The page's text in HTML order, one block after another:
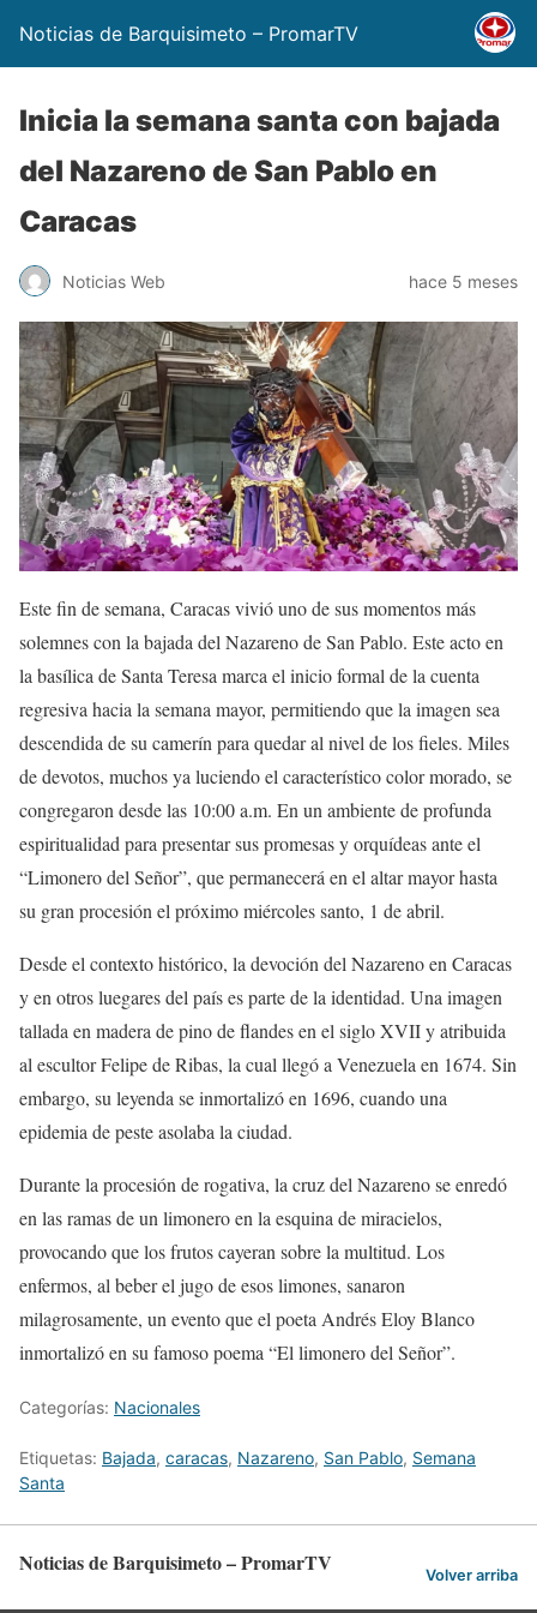
Noticias de Barquisimeto – PromarTV
Inicia la semana santa con bajada
del Nazareno de San Pablo en
Caracas
Noticias Web hace 5 meses
Este fin de semana, Caracas vivió uno de sus momentos más
solemnes con la bajada del Nazareno de San Pablo. Este acto en
la basílica de Santa Teresa marca el inicio formal de la cuenta
regresiva hacia la semana mayor, permitiendo que la imagen sea
descendida de su camerín para quedar al nivel de los fieles. Miles
de devotos, muchos ya luciendo el característico color morado, se
congregaron desde las 10:00 a.m. En un ambiente de profunda
espiritualidad para presentar sus promesas y orquídeas ante el
“Limonero del Señor”, que permanecerá en el altar mayor hasta
su gran procesión el próximo miércoles santo, 1 de abril.
Desde el contexto histórico, la devoción del Nazareno en Caracas
y en otros luegares del país es parte de la identidad. Una imagen
tallada en madera de pino de flandes en el siglo XVII y atribuida
al escultor Felipe de Ribas, la cual llegó a Venezuela en 1674. Sin
embargo, su leyenda se inmortalizó en 1696, cuando una
epidemia de peste asolaba la ciudad.
Durante la procesión de rogativa, la cruz del Nazareno se enredó
en las ramas de un limonero en la esquina de miracielos,
provocando que los frutos cayeran sobre la multitud. Los
enfermos, al beber el jugo de esos limones, sanaron
milagrosamente, un evento que el poeta Andrés Eloy Blanco
inmortalizó en su famoso poema “El limonero del Señor”.
Categorías: Nacionales
Etiquetas: Bajada, caracas, Nazareno, San Pablo, Semana
Santa
Noticias de Barquisimeto – PromarTV Volver arriba